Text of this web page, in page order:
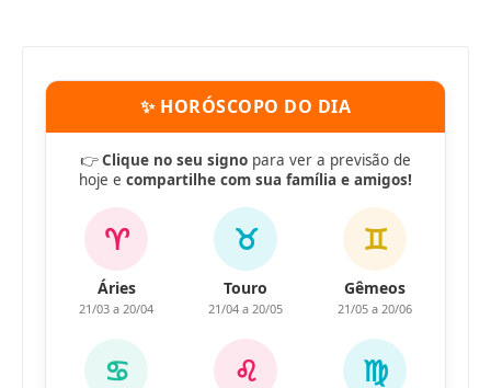
✨ HORÓSCOPO DO DIA
👉Clique no seu signo para ver a previsão de
hoje e compartilhe com sua família e amigos!
♈
Áries
21/03 a 20/04
♉
Touro
21/04 a 20/05
♊
Gêmeos
21/05 a 20/06
♋ ♌ ♍